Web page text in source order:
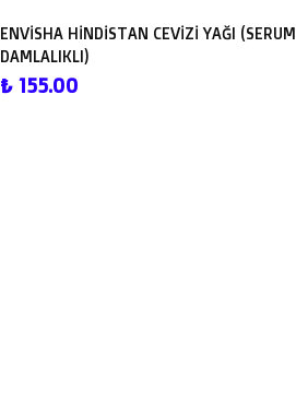
ENVİSHA HİNDİSTAN CEVİZİ YAĞI (SERUM
DAMLALIKLI)
₺ 155.00